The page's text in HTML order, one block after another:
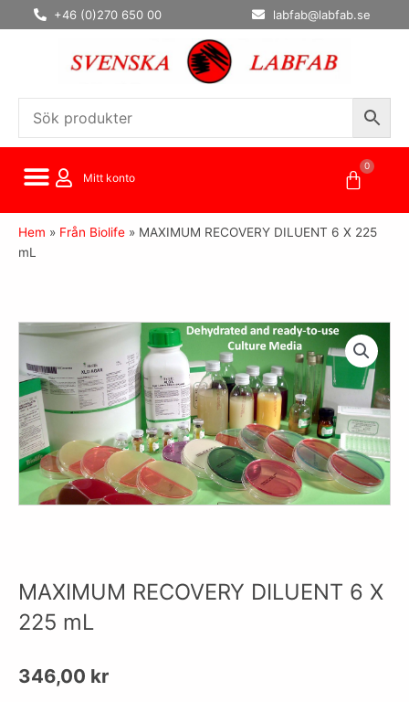
Hoppa
till
+46 (0)270 650 00 labfab@labfab.se
Mitt konto
0
Hem » Från Biolife » MAXIMUM RECOVERY DILUENT 6 X 225
mL
MAXIMUM RECOVERY DILUENT 6 X
225 mL
346,00 kr